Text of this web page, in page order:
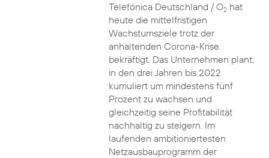
Telefónica Deutschland / O2hat
heute die mittelfristigen
Wachstumsziele trotz der
anhaltenden Corona-Krise
bekräftigt. Das Unternehmen plant,
in den drei Jahren bis 2022
kumuliert um mindestens fünf
Prozent zu wachsen und
gleichzeitig seine Profitabilität
nachhaltig zu steigern. Im
laufenden ambitioniertesten
Netzausbauprogramm der